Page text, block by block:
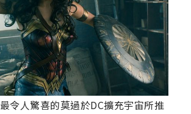
人驚喜的莫過於DC擴充宇宙所推